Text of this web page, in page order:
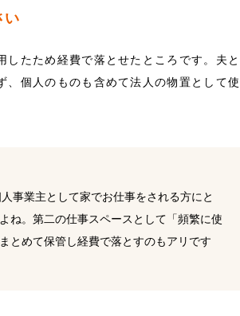
い
たため経費で落とせたところです。夫と
、個人のものも含めて法人の物置として使
事業主として家でお仕事をされる方にと
ね。第二の仕事スペースとして「頻繁に使
とめて保管し経費で落とすのもアリです